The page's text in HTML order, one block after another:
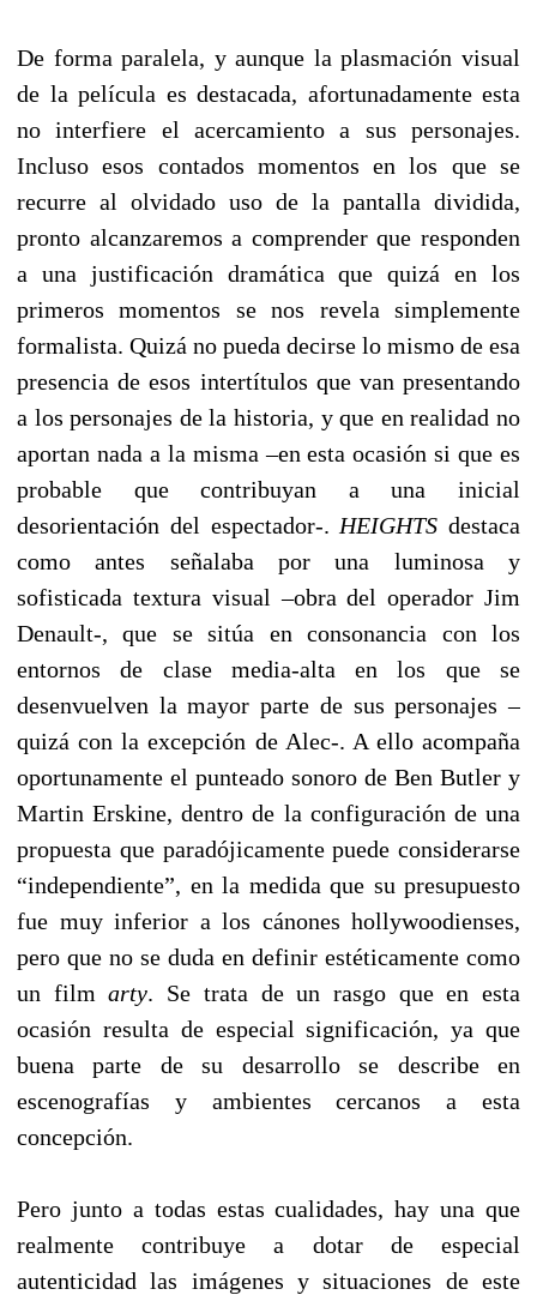
De forma paralela, y aunque la plasmación visual
de la película es destacada, afortunadamente esta
no interfiere el acercamiento a sus personajes.
Incluso esos contados momentos en los que se
recurre al olvidado uso de la pantalla dividida,
pronto alcanzaremos a comprender que responden
a una justificación dramática que quizá en los
primeros momentos se nos revela simplemente
formalista. Quizá no pueda decirse lo mismo de esa
presencia de esos intertítulos que van presentando
a los personajes de la historia, y que en realidad no
aportan nada a la misma –en esta ocasión si que es
probable que contribuyan a una inicial
desorientación del espectador-. HEIGHTS destaca
como antes señalaba por una luminosa y
sofisticada textura visual –obra del operador Jim
Denault-, que se sitúa en consonancia con los
entornos de clase media-alta en los que se
desenvuelven la mayor parte de sus personajes –
quizá con la excepción de Alec-. A ello acompaña
oportunamente el punteado sonoro de Ben Butler y
Martin Erskine, dentro de la configuración de una
propuesta que paradójicamente puede considerarse
“independiente”, en la medida que su presupuesto
fue muy inferior a los cánones hollywoodienses,
pero que no se duda en definir estéticamente como
un filmarty. Se trata de un rasgo que en esta
ocasión resulta de especial significación, ya que
buena parte de su desarrollo se describe en
escenografías y ambientes cercanos a esta
concepción.
Pero junto a todas estas cualidades, hay una que
realmente contribuye a dotar de especial
autenticidad las imágenes y situaciones de este